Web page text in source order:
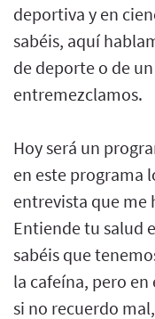
deportiva y en
sabéis, aquí
de deporte o de
entremezclamos.
Hoy será un
en este programa
entrevista que me
Entiende tu salud
sabéis que
la cafeína, pero en
si no recuerdo